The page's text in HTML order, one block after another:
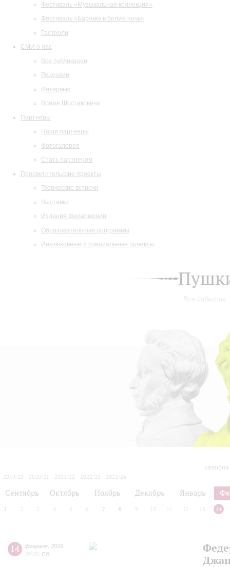
Фестиваль «Музыкальная коллекция»
Фестиваль «Барокко в белую ночь»
Гастроли
СМИ о нас
Все публикации
Рецензии
Интервью
Время Шостаковича
Партнеры
Наши партнеры
Фотогалерея
Стать партнером
Просветительские проекты
Творческие встречи
Выставки
Издания филармонии
Образовательные программы
Инклюзивные и специальные проекты
Все события
2019/20
2020/21 2021/22 2022/23
2023/24
Сентябрь Октябрь Ноябрь Декабрь Январь
1 2 3 4 5 6 7 8 9 10 12 13 14
14 февраля 2026
20:00 Сб